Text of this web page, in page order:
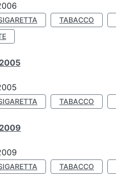
TABACCO
TABACCO
TABACCO